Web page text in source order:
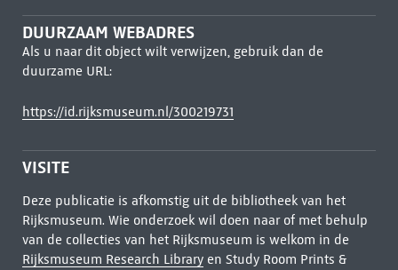
DUURZAAM WEBADRES
Als u naar dit object wilt verwijzen, gebruik dan de
duurzame URL:
https://id.rijksmuseum.nl/300219731
VISITE
Deze publicatie is afkomstig uit de bibliotheek van het
Rijksmuseum. Wie onderzoek wil doen naar of met behulp
van de collecties van het Rijksmuseum is welkom in de
Rijksmuseum Research Libraryen Study Room Prints &